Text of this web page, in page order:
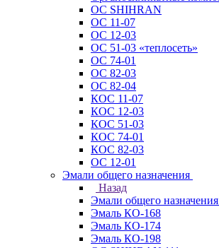
ОС SHIHRAN
ОС 11-07
ОС 12-03
ОС 51-03 «теплосеть»
ОС 74-01
ОС 82-03
ОС 82-04
КОС 11-07
КОС 12-03
КОС 51-03
КОС 74-01
КОС 82-03
ОС 12-01
Эмали общего назначения
Назад
Эмали общего назначения
Эмаль КО-168
Эмаль КО-174
Эмаль КО-198